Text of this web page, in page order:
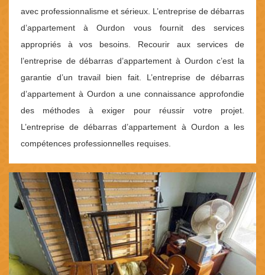
avec professionnalisme et sérieux. L’entreprise de débarras
d’appartement à Ourdon vous fournit des services
appropriés à vos besoins. Recourir aux services de
l’entreprise de débarras d’appartement à Ourdon c’est la
garantie d’un travail bien fait. L’entreprise de débarras
d’appartement à Ourdon a une connaissance approfondie
des méthodes à exiger pour réussir votre projet.
L’entreprise de débarras d’appartement à Ourdon a les
compétences professionnelles requises.